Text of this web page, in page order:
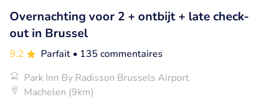
Overnachting voor 2 + ontbijt + late check-
out in Brussel
9.2 Parfait • 135 commentaires
Park Inn By Radisson Brussels Airport
Machelen (9km)